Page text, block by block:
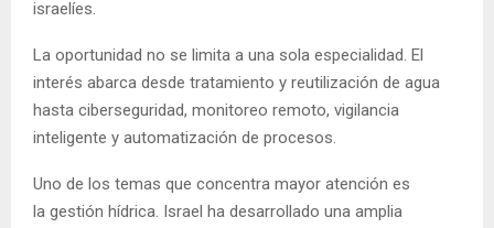
israelíes.
La oportunidad no se limita a una sola especialidad. El
interés abarca desde tratamiento y reutilización de agua
hasta ciberseguridad, monitoreo remoto, vigilancia
inteligente y automatización de procesos.
Uno de los temas que concentra mayor atención es
la gestión hídrica. Israel ha desarrollado una amplia